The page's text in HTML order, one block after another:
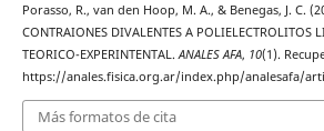
Porasso, R., van den Hoop, M. A., & Benegas, J. C.
CONTRAIONES DIVALENTES A POLIELECTROLITOS
TEORICO-EXPERINTENTAL.ANALES AFA, 10(1).
https://anales.fisica.org.ar/index.php/analesafa/
Más formatos de cita